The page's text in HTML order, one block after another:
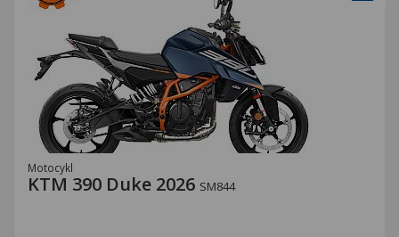
Motocykl
KTM 390 Duke 2026 SM844